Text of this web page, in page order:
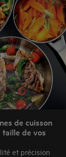
de cuisson
de vos
et précision